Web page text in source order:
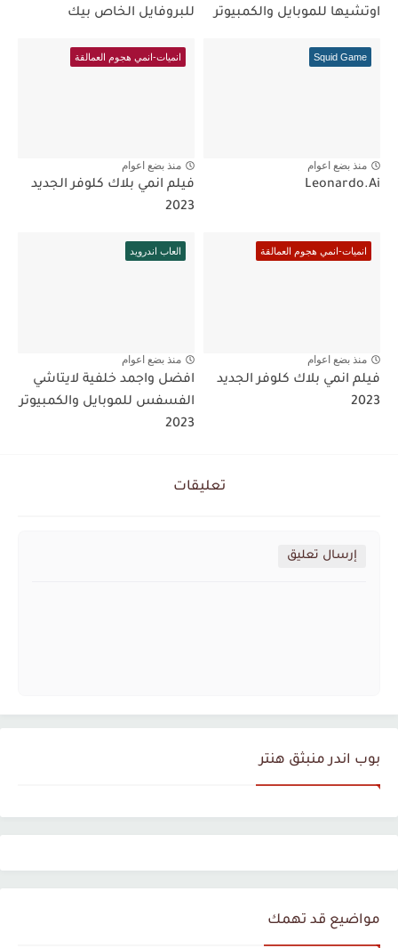
اوتشيها للموبايل والكمبيوتر
للبروفايل الخاص بيك
Squid Game
منذ بضع اعوام
Leonardo.Ai
انميات-انمي هجوم العمالقة
منذ بضع اعوام
فيلم انمي بلاك كلوفر الجديد
2023
انميات-انمي هجوم العمالقة
منذ بضع اعوام
فيلم انمي بلاك كلوفر الجديد
2023
العاب اندرويد
منذ بضع اعوام
افضل واجمد خلفية لايتاشي
الفسفس للموبايل والكمبيوتر
2023
تعليقات
إرسال تعليق
بوب اندر منبثق هنتر
مواضيع قد تهمك